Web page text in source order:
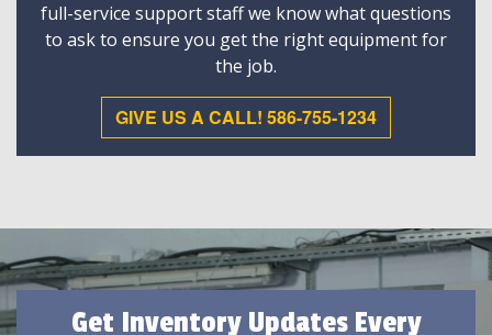
full-service support staff we know what questions
to ask to ensure you get the right equipment for
the job.
GIVE US A CALL! 586-755-1234
Get Inventory Updates Every